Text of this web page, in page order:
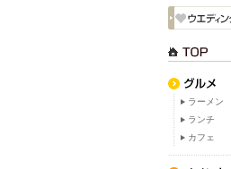
ラーメン
ランチ
カフェ